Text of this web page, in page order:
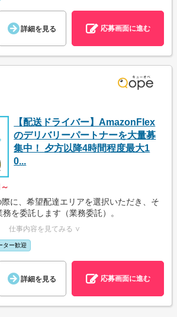
詳細を見る 応募画面に進む
【配送ドライバー】AmazonFlex
のデリバリーパートナーを大量募
集中！ 夕方以降4時間程度最大1
0...
に、希望配達エリアを選択いただき、そ
を委託します（業務委託）。
仕事内容を見てみる ∨
ター歓迎
詳細を見る 応募画面に進む